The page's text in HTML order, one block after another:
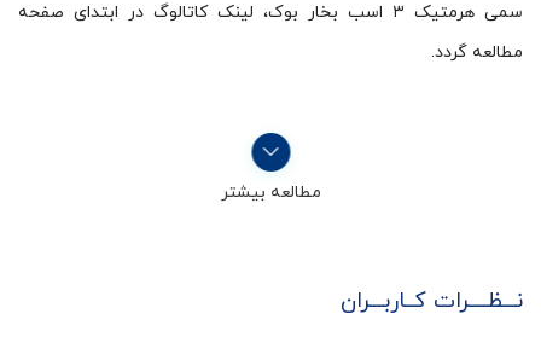
سمی هرمتیک ۳ اسب بخار بوک، لینک کاتالوگ در ابتدای صفحه
مطالعه گردد.
مطالعه بیشتر
نـــظــــرات کــاربـــران